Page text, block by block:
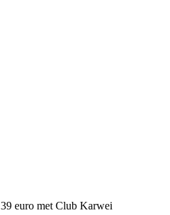
euro met Club Karwei